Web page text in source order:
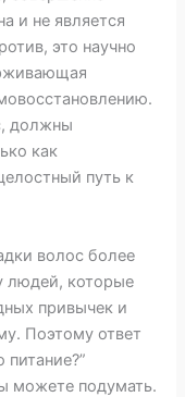
и не является
это научно
должны
как
путь к
волос более
людей, которые
привычек и
Поэтому ответ
можете подумать.